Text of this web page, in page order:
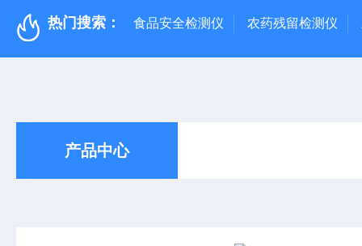
热门搜索： 食品安全检测仪 农药残留检测仪
产品中心